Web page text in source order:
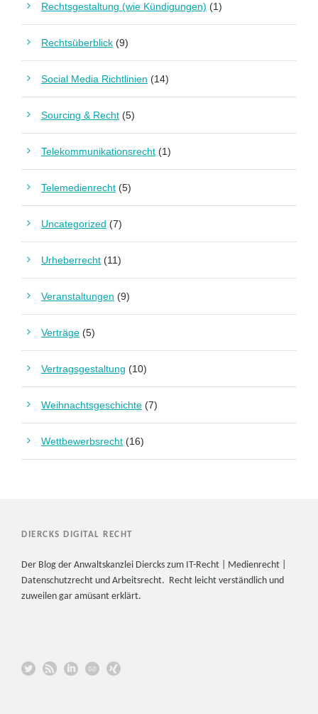
Rechtsgestaltung (wie Kündigungen) (1)
Rechtsüberblick (9)
Social Media Richtlinien (14)
Sourcing & Recht (5)
Telekommunikationsrecht (1)
Telemedienrecht (5)
Uncategorized (7)
Urheberrecht (11)
Veranstaltungen (9)
Verträge (5)
Vertragsgestaltung (10)
Weihnachtsgeschichte (7)
Wettbewerbsrecht (16)
DIERCKS DIGITAL RECHT
Der Blog der Anwaltskanzlei Diercks zum IT-Recht | Medienrecht |
Datenschutzrecht und Arbeitsrecht. Recht leicht verständlich und
zuweilen gar amüsant erklärt.